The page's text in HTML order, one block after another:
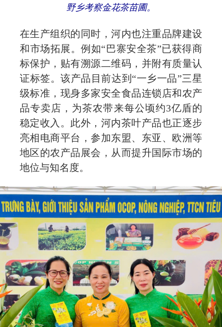
野乡考察金花茶苗圃。
在生产组织的同时，河内也注重品牌建设
和市场拓展。例如“巴寨安全茶”已获得商
标保护，贴有溯源二维码，并附有质量认
证标签。该产品目前达到“一乡一品”三星
级标准，现身多家安全食品连锁店和农产
品专卖店，为茶农带来每公顷约3亿盾的
稳定收入。此外，河内茶叶产品也正逐步
亮相电商平台，参加东盟、东亚、欧洲等
地区的农产品展会，从而提升国际市场的
地位与知名度。